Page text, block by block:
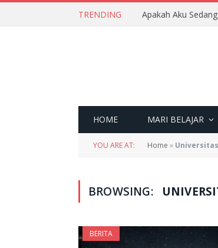
TRENDING Apakah Aku
HOME MARI BELAJAR
YOU ARE AT: Home »
BROWSING:
BERITA